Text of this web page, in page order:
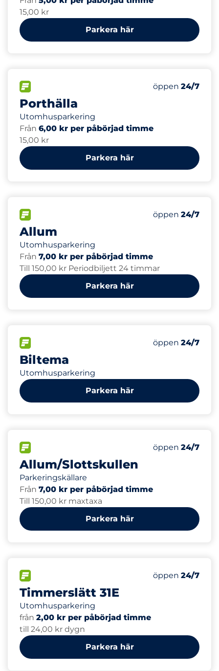
15,00 kr
Parkera här
Porthälla
Utomhusparkering
Antal
Totalt antal
Torsdag&nbsp
öppen 24/7
Från 6,00 kr per påbörjad timme
15,00 kr
Parkera här
Allum
Utomhusparkering
Antal
Totalt antal
Torsdag&nbsp
öppen 24/7
Från 7,00 kr per påbörjad timme
Till 150,00 kr Periodbiljett 24 timmar
Parkera här
Biltema
Utomhusparkering
Antal
Totalt antal
Torsdag&nbsp
öppen 24/7
Parkera här
Allum/Slottskullen
Parkeringskällare
Antal
Totalt antal
Torsdag&nbsp
öppen 24/7
Från 7,00 kr per påbörjad timme
Till 150,00 kr maxtaxa
Parkera här
Timmerslätt 31E
Utomhusparkering
Antal
Electric Car
Torsdag&nbsp
öppen 24/7
från 2,00 kr per påbörjad timme
till 24,00 kr dygn
Parkera här